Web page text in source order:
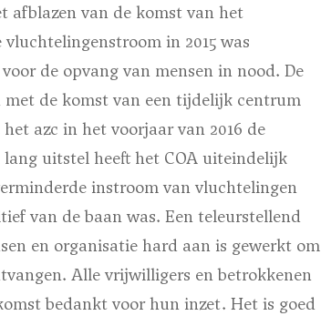
afblazen van de komst van het
in 2015 was
de opvang van mensen in nood. De
met de komst van een tijdelijk centrum
azc in het voorjaar van 2016 de
uitstel heeft het COA uiteindelijk
instroom van vluchtelingen
van de baan was. Een teleurstellend
en organisatie hard aan is gewerkt om
Alle vrijwilligers en betrokkenen
bedankt voor hun inzet. Het is goed